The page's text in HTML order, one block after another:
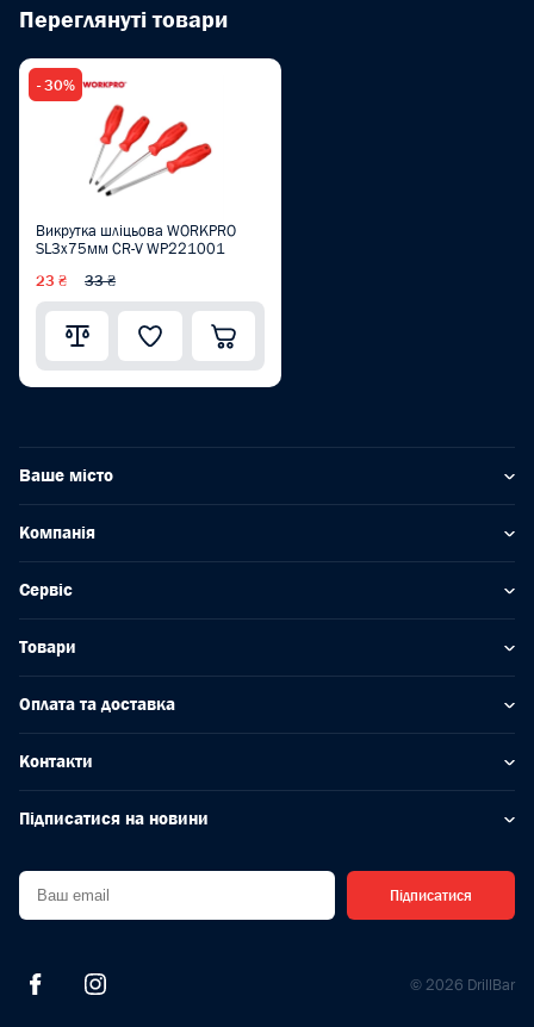
Переглянуті товари
- 30%
Викрутка шліцьова WORKPRO
SL3x75мм CR-V WP221001
23 ₴ 33 ₴
Ваше місто
Компанія
Сервіс
Товари
Оплата та доставка
Контакти
Підписатися на новини
Підписатися
© 2026 DrillBar